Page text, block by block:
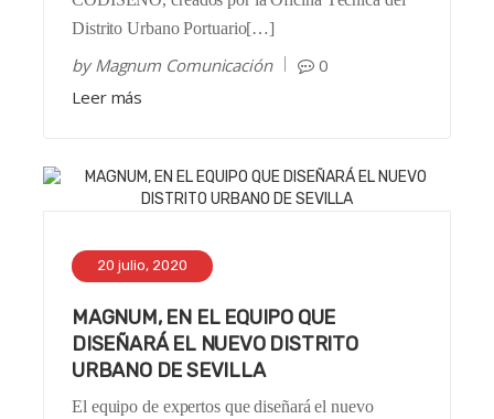
Distrito Urbano Portuario[…]
byMagnum Comunicación
0
Leer más
20 julio, 2020
MAGNUM, EN EL EQUIPO QUE
DISEÑARÁ EL NUEVO DISTRITO
URBANO DE SEVILLA
El equipo de expertos que diseñará el nuevo